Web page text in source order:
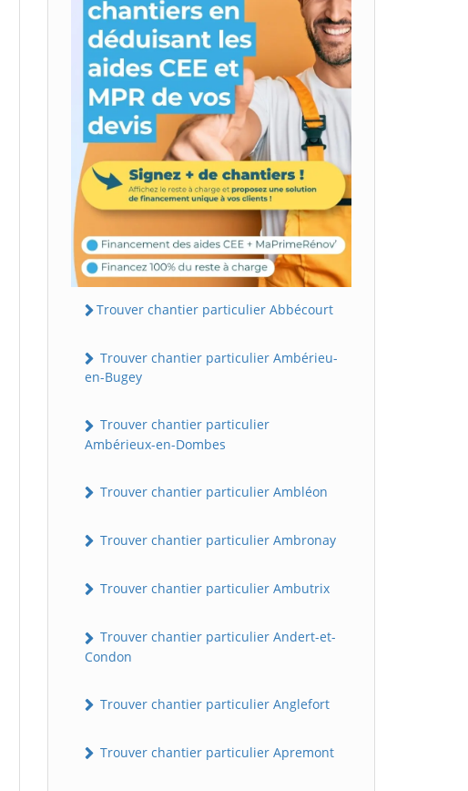
Trouver chantier particulier Abbécourt
Trouver chantier particulier Ambérieu-
en-Bugey
Trouver chantier particulier
Ambérieux-en-Dombes
Trouver chantier particulier Ambléon
Trouver chantier particulier Ambronay
Trouver chantier particulier Ambutrix
Trouver chantier particulier Andert-et-
Condon
Trouver chantier particulier Anglefort
Trouver chantier particulier Apremont